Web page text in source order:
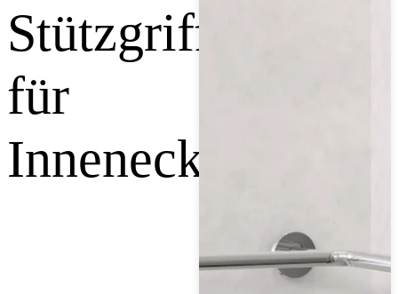
Stützgriff,
für
Innenecke